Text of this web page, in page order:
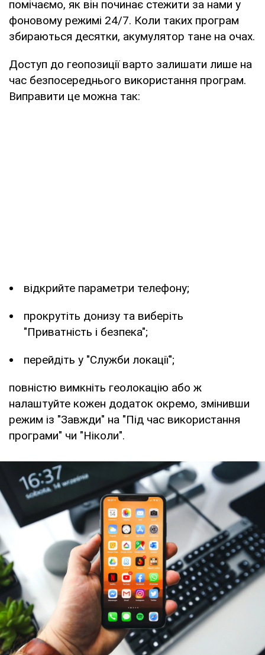
помічаємо, як він починає стежити за нами у
фоновому режимі 24/7. Коли таких програм
збираються десятки, акумулятор тане на очах.
Доступ до геопозиції варто залишати лише на
час безпосереднього використання програм.
Виправити це можна так:
відкрийте параметри телефону;
прокрутіть донизу та виберіть
"Приватність і безпека";
перейдіть у "Служби локації";
повністю вимкніть геолокацію або ж
налаштуйте кожен додаток окремо, змінивши
режим із "Завжди" на "Під час використання
програми" чи "Ніколи".